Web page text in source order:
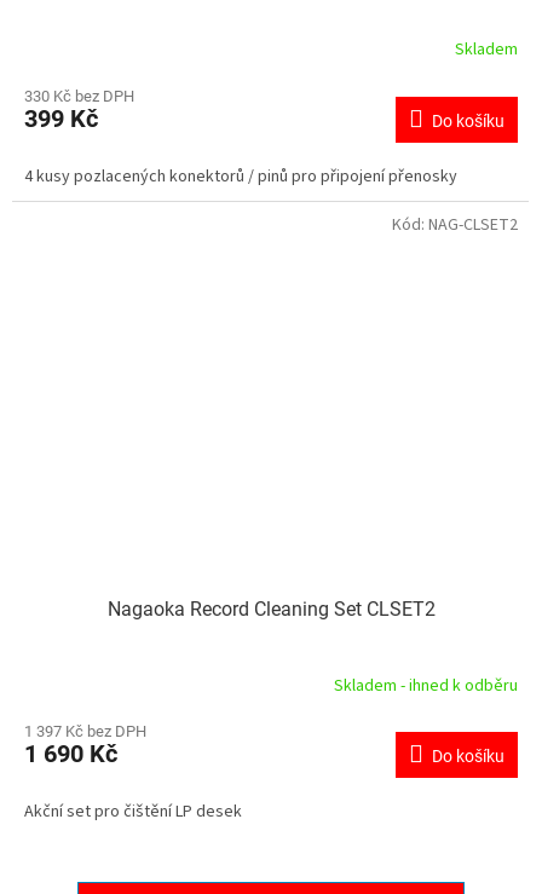
Skladem
330 Kč bez DPH
399 Kč Do košíku
4 kusy pozlacených konektorů / pinů pro připojení přenosky
Nagaoka Record Cleaning Set CLSET2
Skladem - ihned k odběru
1 397 Kč bez DPH
1 690 Kč Do košíku
Akční set pro čištění LP desek
Kód: NAG-CLSET2